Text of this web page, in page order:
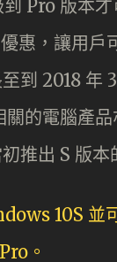
Pro 版本
惠，讓用戶
到 2018 年
的電腦產
推出 S 版本